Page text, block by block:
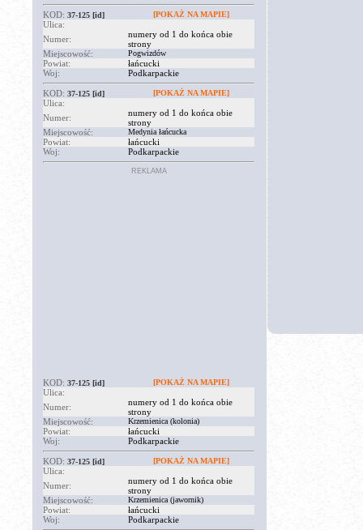
KOD: 37-125 [id] [POKAŻ NA MAPIE]
Ulica:
Numer:
numery od 1 do końca obie
strony
Miejscowość:
Pogwizdów
Powiat:
łańcucki
Woj:
Podkarpackie
KOD: 37-125 [id] [POKAŻ NA MAPIE]
Ulica:
Numer:
numery od 1 do końca obie
strony
Miejscowość:
Medynia łańcucka
Powiat:
łańcucki
Woj:
Podkarpackie
REKLAMA
KOD: 37-125 [id] [POKAŻ NA MAPIE]
Ulica:
Numer:
numery od 1 do końca obie
strony
Miejscowość:
Krzemienica (kolonia)
Powiat:
łańcucki
Woj:
Podkarpackie
KOD: 37-125 [id] [POKAŻ NA MAPIE]
Ulica:
Numer:
numery od 1 do końca obie
strony
Miejscowość:
Krzemienica (jawornik)
Powiat:
łańcucki
Woj:
Podkarpackie